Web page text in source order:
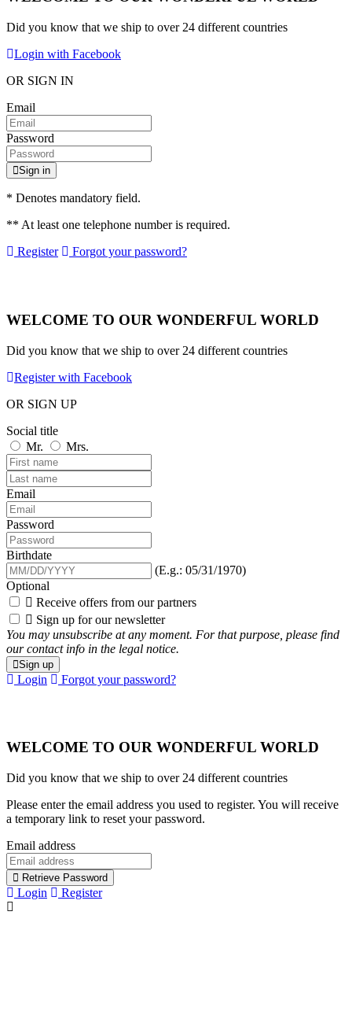
Did you know that we ship to over 24 different countries
Login with Facebook
OR SIGN IN
Email
Password
Sign in
* Denotes mandatory field.
** At least one telephone number is required.
Register
Forgot your password?
WELCOME TO OUR WONDERFUL WORLD
Did you know that we ship to over 24 different countries
Register with Facebook
OR SIGN UP
Social title
Mr.
Mrs.
Email
Password
Birthdate
(E.g.: 05/31/1970)
Optional
 Receive offers from our partners
 Sign up for our newsletter
You may unsubscribe at any moment. For that purpose, please find
our contact info in the legal notice.
Sign up
Login Forgot your password?
WELCOME TO OUR WONDERFUL WORLD
Did you know that we ship to over 24 different countries
Please enter the email address you used to register. You will receive
a temporary link to reset your password.
Email address
Retrieve Password
Login Register